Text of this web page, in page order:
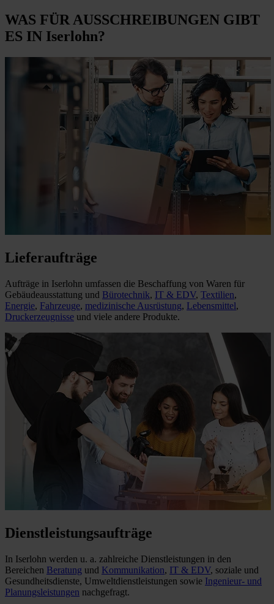
WAS FÜRAUSSCHREIBUNGEN GIBT
ES IN Iserlohn?
Lieferaufträge
Aufträge in Iserlohn umfassen die Beschaffung von Waren für
Gebäudeausstattung und Bürotechnik, IT & EDV, Textilien,
Energie, Fahrzeuge, medizinische Ausrüstung, Lebensmittel,
Druckerzeugnisse und viele andere Produkte.
Dienstleistungsaufträge
In Iserlohn werden u. a. zahlreiche Dienstleistungen in den
Bereichen Beratung und Kommunikation, IT & EDV, soziale und
Gesundheitsdienste, Umweltdienstleistungen sowie Ingenieur- und
Planungsleistungen nachgefragt.